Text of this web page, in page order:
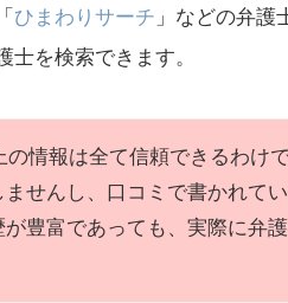
ひまわりサーチ 」などの弁護
士を検索できます。
情報は全て信頼できるわけ
せんし、口コミで書かれて
豊富であっても、実際に弁